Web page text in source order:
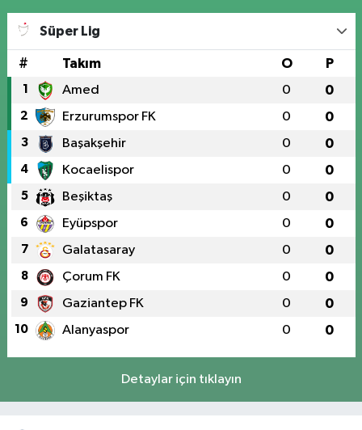
Süper Lig
# Takım O P
1 Amed 0 0
2 Erzurumspor FK 0 0
3 Başakşehir 0 0
4 Kocaelispor 0 0
5 Beşiktaş 0 0
6 Eyüpspor 0 0
7 Galatasaray 0 0
8 Çorum FK 0 0
9 Gaziantep FK 0 0
10 Alanyaspor 0 0
Detaylar için tıklayın